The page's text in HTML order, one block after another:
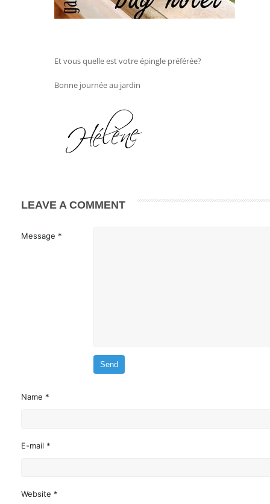
Et vous quelle est votre épingle préférée?
Bonne journée au jardin
LEAVE A COMMENT
Message *
Name *
E-mail *
Website *